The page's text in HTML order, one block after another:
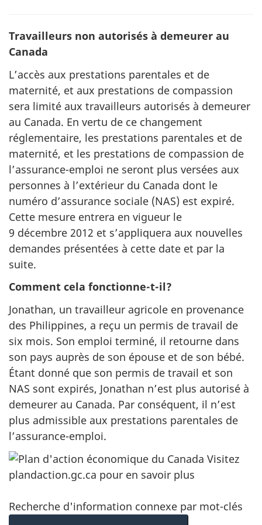
Travailleurs non autorisés à demeurer au
Canada
L’accès aux prestations parentales et de
maternité, et aux prestations de compassion
sera limité aux travailleurs autorisés à demeurer
au Canada. En vertu de ce changement
réglementaire, les prestations parentales et de
maternité, et les prestations de compassion de
l’assurance-emploi ne seront plus versées aux
personnes à l’extérieur du Canada dont le
numéro d’assurance sociale (NAS) est expiré.
Cette mesure entrera en vigueur le
9 décembre 2012 et s’appliquera aux nouvelles
demandes présentées à cette date et par la
suite.
Comment cela fonctionne-t-il?
Jonathan, un travailleur agricole en provenance
des Philippines, a reçu un permis de travail de
six mois. Son emploi terminé, il retourne dans
son pays auprès de son épouse et de son bébé.
Étant donné que son permis de travail et son
NAS sont expirés, Jonathan n’est plus autorisé à
demeurer au Canada. Par conséquent, il n’est
plus admissible aux prestations parentales de
l’assurance-emploi.
Recherche d'information connexe par mot-clés